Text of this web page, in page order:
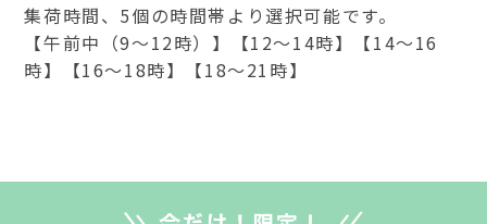
集荷時間、5個の時間帯より選択可能です。
【午前中（9～12時）】【12～14時】【14～16
時】【16～18時】【18～21時】